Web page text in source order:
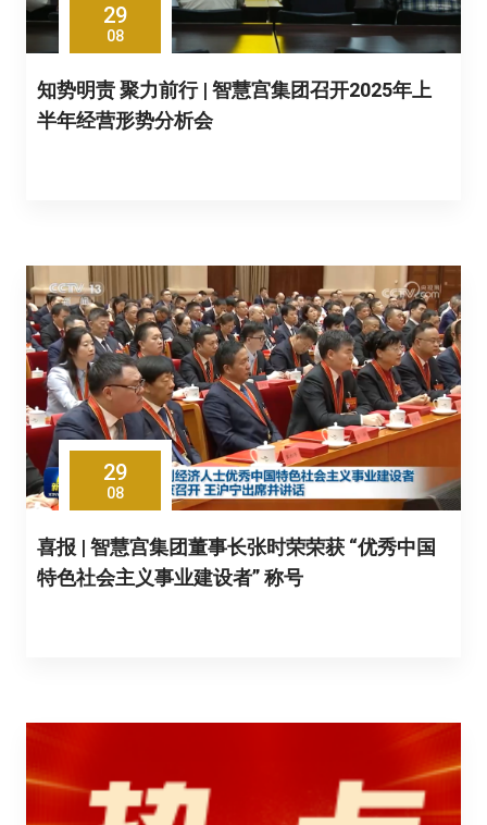
29
08
知势明责 聚力前行 | 智慧宫集团召开2025年上
半年经营形势分析会
29
08
喜报 | 智慧宫集团董事长张时荣荣获 “优秀中国
特色社会主义事业建设者” 称号